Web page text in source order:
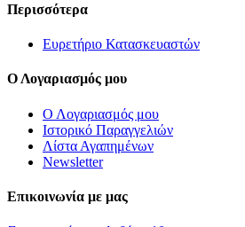
Περισσότερα
Ευρετήριο Κατασκευαστών
Ο Λογαριασμός μου
Ο Λογαριασμός μου
Ιστορικό Παραγγελιών
Λίστα Αγαπημένων
Newsletter
Επικοινωνία με μας